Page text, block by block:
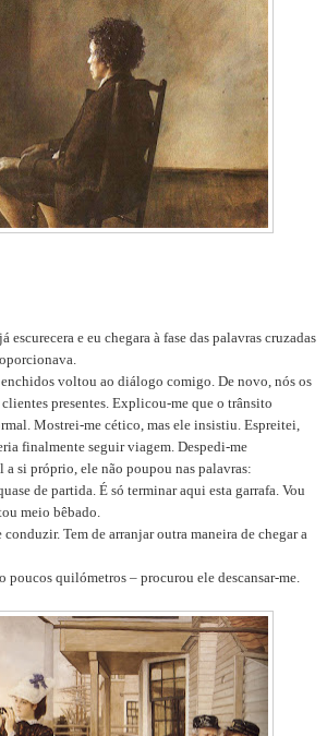
escurecera e eu chegara à fase das palavras cruzadas
voltou ao diálogo comigo. De novo, nós os
presentes. Explicou-me que o trânsito
Mostrei-me cético, mas ele insistiu. Espreitei,
finalmente seguir viagem. Despedi-me
a si próprio, ele não poupou nas palavras:
de partida. É só terminar aqui esta garrafa. Vou
meio bêbado.
conduzir. Tem de arranjar outra maneira de chegar a
poucos quilómetros – procurou ele descansar-me.